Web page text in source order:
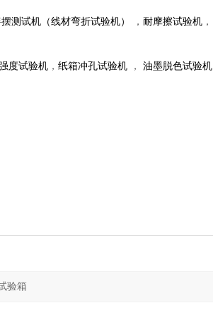
测试机 （线材弯折试验机） ， 耐摩擦试验机 ，
度试验机 ， 纸箱冲孔试验机 ， 油墨脱色试验机